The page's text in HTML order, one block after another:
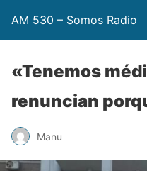
AM 530 – Somos Radio
«Tenemos
renuncian
Manu